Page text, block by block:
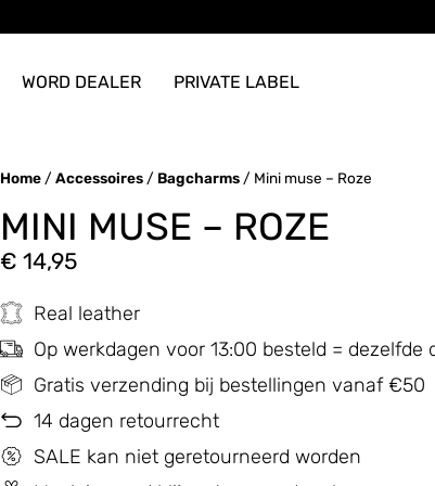
WORD DEALER PRIVATE LABEL
Home / Accessoires / Bagcharms / Mini muse – Roze
MINI MUSE – ROZE
€ 14,95
Real leather
Op werkdagen voor 13:00 besteld = dezelfde
Gratis verzending bij bestellingen vanaf €50
14 dagen retourrecht
SALE kan niet geretourneerd worden